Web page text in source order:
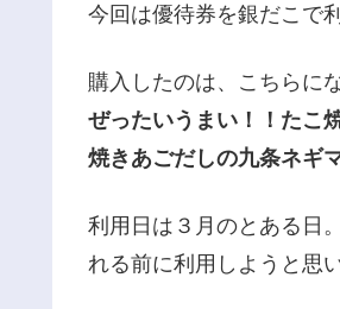
今回は優待券を銀だこで
購入したのは、こちらに
ぜったいうまい！！た
焼きあごだしの九条ネ
利用日は３月のとある日
れる前に利用しようと思